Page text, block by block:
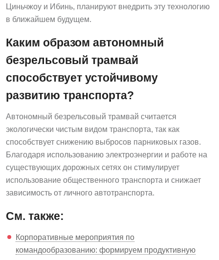
Циньчжоу и Ибинь, планируют внедрить эту технологию
в ближайшем будущем.
Каким образом автономный
безрельсовый трамвай
способствует устойчивому
развитию транспорта?
Автономный безрельсовый трамвай считается
экологически чистым видом транспорта, так как
способствует снижению выбросов парниковых газов.
Благодаря использованию электроэнергии и работе на
существующих дорожных сетях он стимулирует
использование общественного транспорта и снижает
зависимость от личного автотранспорта.
См. также:
Корпоративные мероприятия по
командообразованию: формируем продуктивную